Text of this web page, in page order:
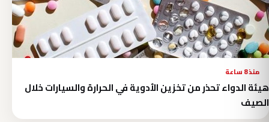
منذ 8 ساعة
هيئة الدواء تحذر من تخزين الأدوية في الحرارة والسيارات خلال
الصيف